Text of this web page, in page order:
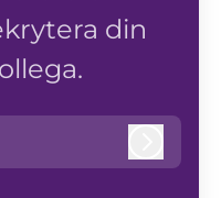
din